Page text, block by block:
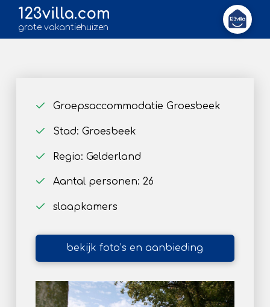
123villa.com
grote vakantiehuizen
Groepsaccommodatie Groesbeek
Stad: Groesbeek
Regio: Gelderland
Aantal personen: 26
slaapkamers
bekijk foto’s en aanbieding